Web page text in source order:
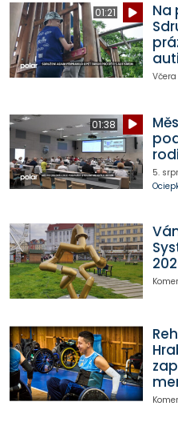
01:21
Na
Včera
01:38
5.